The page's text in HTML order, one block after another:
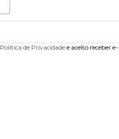
Politica de Privacidade e aceito receber e-